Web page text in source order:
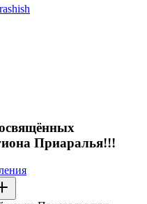
Приаралья!!!